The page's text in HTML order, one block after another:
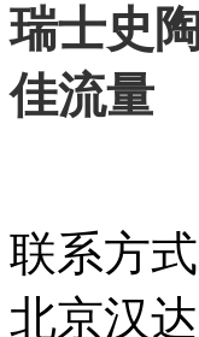
瑞士史
佳流量
联系方式
北京汉